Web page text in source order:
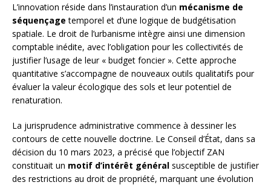
L’innovation réside dans l’instauration d’un mécanisme de
séquençage temporel et d’une logique de budgétisation
spatiale. Le droit de l’urbanisme intègre ainsi une dimension
comptable inédite, avec l’obligation pour les collectivités de
justifier l’usage de leur « budget foncier ». Cette approche
quantitative s’accompagne de nouveaux outils qualitatifs pour
évaluer la valeur écologique des sols et leur potentiel de
renaturation.
La jurisprudence administrative commence à dessiner les
contours de cette nouvelle doctrine. Le Conseil d’État, dans sa
décision du 10 mars 2023, a précisé que l’objectif ZAN
constituait un motif d’intérêt général susceptible de justifier
des restrictions au droit de propriété, marquant une évolution